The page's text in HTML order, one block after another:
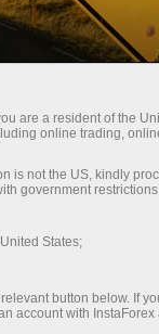
are a resident of the
online trading,
is not the US, kindly
government
States;
button below. If
account with InstaForex